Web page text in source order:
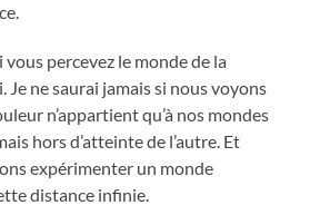
vous percevez le monde de la
Je ne saurai jamais si nous voyons
n’appartient qu’à nos mondes
hors d’atteinte de l’autre. Et
expérimenter un monde
distance infinie.